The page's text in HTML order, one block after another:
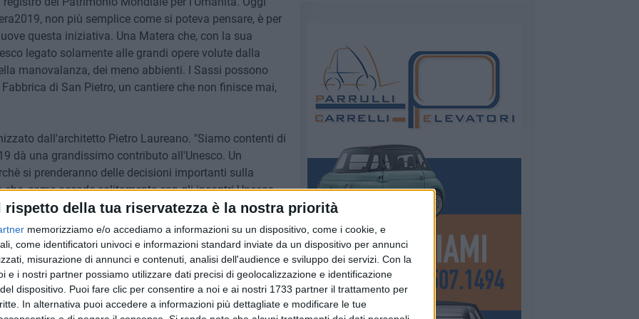
rispetto della tua riservatezza è la nostra priorità
memorizziamo e/o accediamo a informazioni su un dispositivo, come i cookie, e
come identificatori univoci e informazioni standard inviate da un dispositivo per annunci
misurazione di annunci e contenuti, analisi dell'audience e sviluppo dei servizi. Con la
e i nostri partner possiamo utilizzare dati precisi di geolocalizzazione e identificazione
dispositivo. Puoi fare clic per consentire a noi e ai nostri 1733 partner il trattamento per
In alternativa puoi accedere a informazioni più dettagliate e modificare le tue
non più semplice come si poteva pensare, è per
questa iniziativa. Una Matera che, con la sua
legato solamente alle grandi opere volute dalla
manovalanza, dei meno abbienti. I Sassi possono
di San Pietro, un cantiere che non finisce mai,
dall'architetto Pietro Laureano. "Siamo contenti di
dà una grandissimo contributo all'Unesco. Un
si prenderanno delle decisioni importanti sulla
come accade solitamente con gli incontri Unesco,
nuove. Speriamo di poter arrivare ad una
che il titolo del Convegno è provocatoriamente "Il
fuori dai soliti canali comunicativi ed intraprenderne
Il convegno, ricordiamo, sarà aperto a tutti,
parte o visionare i momenti della discussione